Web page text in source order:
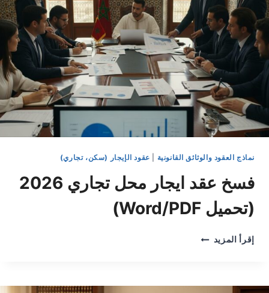
نماذج العقود والوثائق القانونية عقود الإيجار (سكن، تجاري)
فسخ عقد ايجار محل تجاري 2026
(تحميل Word/PDF)
إقرأ المزيد فسخ
تجاري